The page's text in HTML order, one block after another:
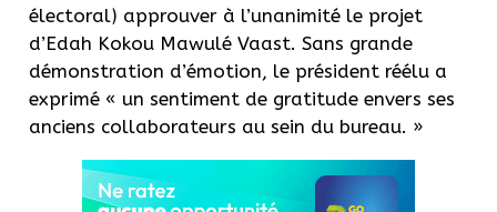
électoral) approuver à l’unanimité le projet
d’Edah Kokou Mawulé Vaast. Sans grande
démonstration d’émotion, le président réélu a
exprimé « un sentiment de gratitude envers ses
anciens collaborateurs au sein du bureau. »